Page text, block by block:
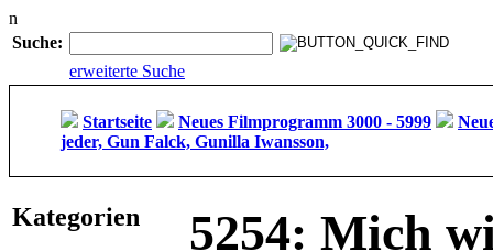
n
Suche:
erweiterte Suche
Startseite Neues Filmprogramm 3000 - 5999
jeder, Gun Falck, Gunilla Iwansson,
Kategorien
5254: Mich